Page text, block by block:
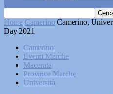
Home Camerino Camerino,
Day 2021
Camerino
Eventi Marche
Macerata
Province Marche
Università